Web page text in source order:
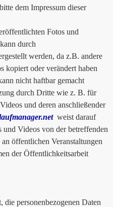
dem Impressum dieser
Fotos und
durch
werden, da z.B. andere
kopiert oder verändert haben
nicht haftbar gemacht
durch Dritte wie z. B. für
und deren anschließender
weist darauf
und Videos von der betreffenden
öffentlichen Veranstaltungen
der Öffentlichkeitsarbeit
personenbezogenen Daten